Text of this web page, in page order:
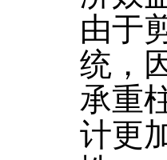
由于
统，
承重
计更